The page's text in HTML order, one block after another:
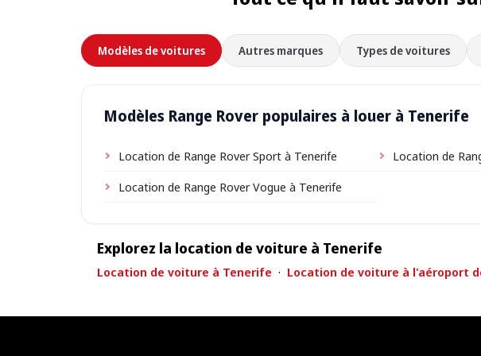
Modèles de voitures Autres marques Types de voitures
Modèles Range Rover populaires à louer à Tenerife
Location de Range Rover Sport à Tenerife Location de
Location de Range Rover Vogue à Tenerife
Explorez la location de voiture à Tenerife
Location de voiture à Tenerife · Location de voiture à l'aéroport